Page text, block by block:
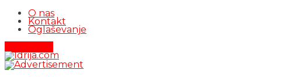
O nas
Kontakt
Oglaševanje